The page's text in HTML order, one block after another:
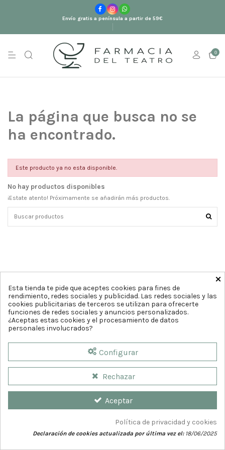
Envío gratis a península a partir de 59€
0
La página que busca no se
ha encontrado.
Este producto ya no esta disponible.
No hay productos disponibles
¡Estate atento! Próximamente se añadirán más productos.
Farmaciacia del Teatro. Diseño web porGrupoDw.es
×
Esta tienda te pide que aceptes cookies para fines de
rendimiento, redes sociales y publicidad. Las redes sociales y las
cookies publicitarias de terceros se utilizan para ofrecerte
funciones de redes sociales y anuncios personalizados.
¿Aceptas estas cookies y el procesamiento de datos
personales involucrados?
Configurar
Rechazar
Aceptar
Política de privacidad y cookies
Declaración de cookies actualizada por última vez el:18/06/2025